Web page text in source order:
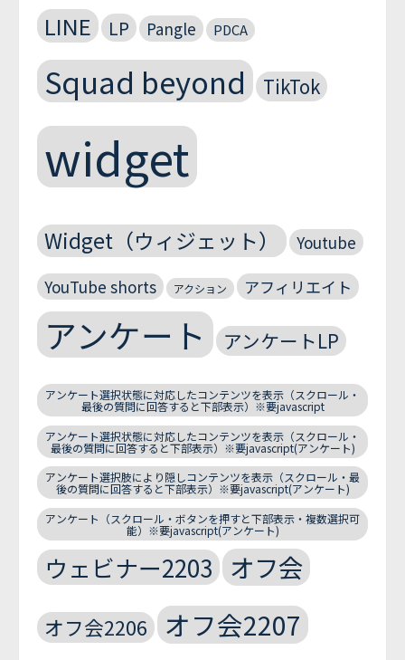
LINE LP Pangle PDCA
Squad beyond TikTok
widget
Widget（ウィジェット）
Youtube
YouTube shorts
アクション アフィリエイト
アンケート アンケートLP
アンケート選択状態に対応したコンテンツを表示（スクロール・
最後の質問に回答すると下部表示）※要javascript
アンケート選択状態に対応したコンテンツを表示（スクロール・
最後の質問に回答すると下部表示）※要javascript(アンケート)
アンケート選択肢により隠しコンテンツを表示（スクロール・最
後の質問に回答すると下部表示）※要javascript(アンケート)
アンケート（スクロール・ボタンを押すと下部表示・複数選択可
能）※要javascript(アンケート)
ウェビナー2203 オフ会
オフ会2206 オフ会2207